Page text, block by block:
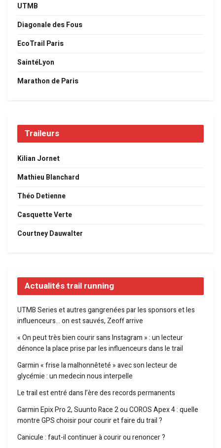
UTMB
Diagonale des Fous
EcoTrail Paris
SaintéLyon
Marathon de Paris
Traileurs
Kilian Jornet
Mathieu Blanchard
Théo Detienne
Casquette Verte
Courtney Dauwalter
Actualités trail running
UTMB Series et autres gangrenées par les sponsors et les
influenceurs… on est sauvés, Zeoff arrive
« On peut très bien courir sans Instagram » : un lecteur
dénonce la place prise par les influenceurs dans le trail
Garmin « frise la malhonnêteté » avec son lecteur de
glycémie : un medecin nous interpelle
Le trail est entré dans l’ère des records permanents
Garmin Epix Pro 2, Suunto Race 2 ou COROS Apex 4 : quelle
montre GPS choisir pour courir et faire du trail ?
Canicule : faut-il continuer à courir ou renoncer ?